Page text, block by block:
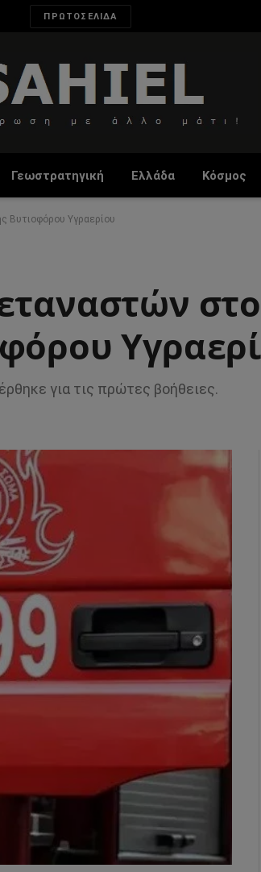
ΠΡΩΤΟΣΕΛΙΔΑ
Γεωστρατηγική Ελλάδα Κόσμος
Βυτιοφόρου Υγραερίου
για τις πρώτες βοήθειες.